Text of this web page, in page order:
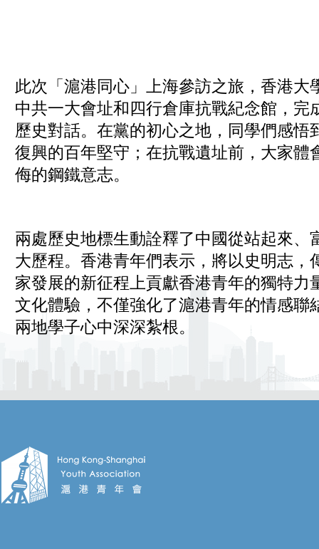
此次「滬港同心」上海參訪之旅，香港大
中共一大會址和四行倉庫抗戰紀念館，完
歷史對話。在黨的初心之地，同學們感悟
復興的百年堅守；在抗戰遺址前，大家體
侮的鋼鐵意志。
兩處歷史地標生動詮釋了中國從站起來、
大歷程。香港青年們表示，將以史明志，
家發展的新征程上貢獻香港青年的獨特力
文化體驗，不僅強化了滬港青年的情感聯
兩地學子心中深深紮根。